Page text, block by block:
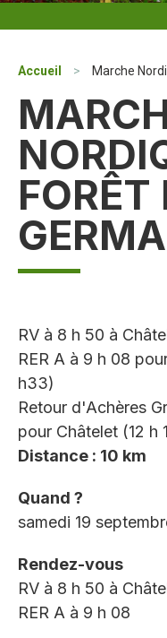
Accueil > Marche
FORÊT
RV à 8 h 50 à
RER A à 9 h 08
h33)
Retour d'Achères
pour Châtelet (12 h
Distance : 10 km
Quand ?
samedi 19
Rendez-vous
RV à 8 h 50 à
RER A à 9 h 08